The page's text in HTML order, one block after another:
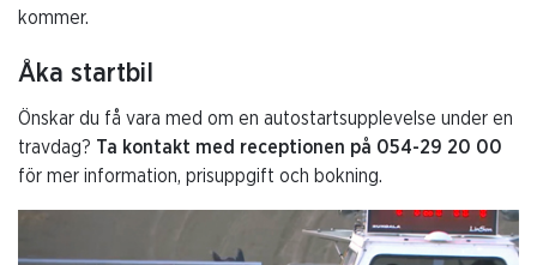
kommer.
Åka startbil
Önskar du få vara med om en autostartsupplevelse under en
travdag? Ta kontakt med receptionen på 054-29 20 00
för mer information, prisuppgift och bokning.